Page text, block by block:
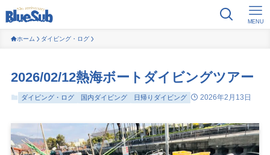
MENU
ホーム ダイビング・ログ
2026/02/12熱海ボートダイビングツアー
ダイビング・ログ 国内ダイビング 日帰りダイビング 2026年2月13日